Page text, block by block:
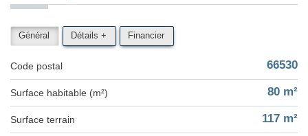
Général Détails + Financier
Code postal 66530
Surface habitable (m²) 80 m²
surface terrain 117 m²